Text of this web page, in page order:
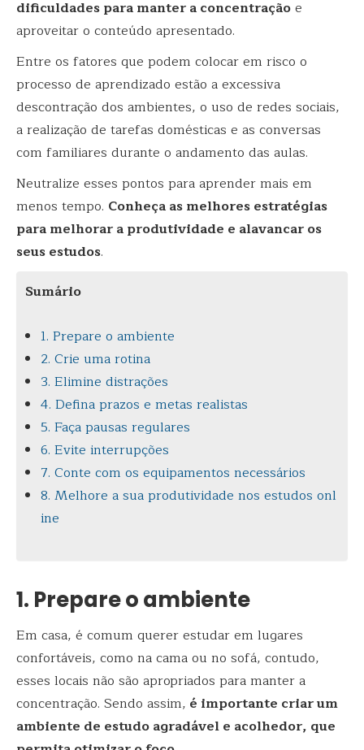
dificuldades para manter a concentraçãoe
aproveitar o conteúdo apresentado.
Entre os fatores que podem colocar em risco o
processo de aprendizado estão a excessiva
descontração dos ambientes, o uso de redes sociais,
a realização de tarefas domésticas e as conversas
com familiares durante o andamento das aulas.
Neutralize esses pontos para aprender mais em
menos tempo. Conheça as melhores estratégias
para melhorar a produtividade e alavancar os
seus estudos.
Sumário
1. Prepare o ambiente
2. Crie uma rotina
3. Elimine distrações
4. Defina prazos e metas realistas
5. Faça pausas regulares
6. Evite interrupções
7. Conte com os equipamentos necessários
8. Melhore a sua produtividade nos estudos onl
ine
1. Prepare o ambiente
Em casa, é comum querer estudar em lugares
confortáveis, como na cama ou no sofá, contudo,
esses locais não são apropriados para manter a
concentração. Sendo assim, é importante criar um
ambiente de estudo agradável e acolhedor, que